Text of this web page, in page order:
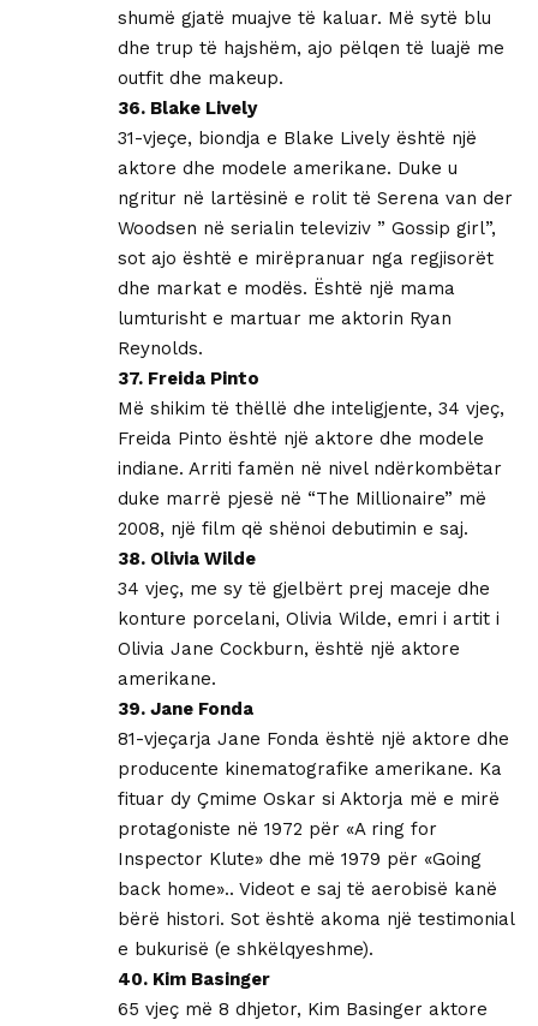
shumë gjatë muajve të kaluar. Më sytë blu
dhe trup të hajshëm, ajo pëlqen të luajë me
outfit dhe makeup.
36. Blake Lively
31-vjeçe, biondja e Blake Lively është një
aktore dhe modele amerikane. Duke u
ngritur në lartësinë e rolit të Serena van der
Woodsen në serialin televiziv ” Gossip girl”,
sot ajo është e mirëpranuar nga regjisorët
dhe markat e modës. Është një mama
lumturisht e martuar me aktorin Ryan
Reynolds.
37. Freida Pinto
Më shikim të thëllë dhe inteligjente, 34 vjeç,
Freida Pinto është një aktore dhe modele
indiane. Arriti famën në nivel ndërkombëtar
duke marrë pjesë në “The Millionaire” më
2008, një film që shënoi debutimin e saj.
38. Olivia Wilde
34 vjeç, me sy të gjelbërt prej maceje dhe
konture porcelani, Olivia Wilde, emri i artit i
Olivia Jane Cockburn, është një aktore
amerikane.
39. Jane Fonda
81-vjeçarja Jane Fonda është një aktore dhe
producente kinematografike amerikane. Ka
fituar dy Çmime Oskar si Aktorja më e mirë
protagoniste në 1972 për «A ring for
Inspector Klute» dhe më 1979 për «Going
back home».. Videot e saj të aerobisë kanë
bërë histori. Sot është akoma një testimonial
e bukurisë (e shkëlqyeshme).
40. Kim Basinger
65 vjeç më 8 dhjetor, Kim Basinger aktore